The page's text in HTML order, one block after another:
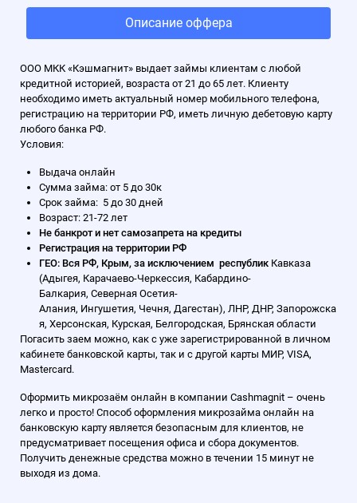
Описание оффера
ООО МКК «Кэшмагнит» выдает займы клиентам с любой
кредитной историей, возраста от 21 до 65 лет. Клиенту
необходимо иметь актуальный номер мобильного телефона,
регистрацию на территории РФ, иметь личную дебетовую карту
любого банка РФ.
Условия:
Выдача онлайн
Сумма займа: от 5 до 30к
Срок займа: 5 до 30 дней
Возраст: 21-72 лет
Не банкрот и нет самозапрета на кредиты
Регистрация на территории РФ
ГЕО: Вся РФ, Крым, за исключением республик Кавказа
(Адыгея, Карачаево-Черкессия, Кабардино-
Балкария, Северная Осетия-
Алания, Ингушетия, Чечня, Дагестан), ЛНР, ДНР, Запорожска
я, Херсонская, Курская, Белгородская, Брянская области
Погасить заем можно, как с уже зарегистрированной в личном
кабинете банковской карты, так и с другой карты МИР, VISA,
Mastercard.
Оформить микрозаём онлайн в компании Cashmagnit – очень
легко и просто! Способ оформления микрозайма онлайн на
банковскую карту является безопасным для клиентов, не
предусматривает посещения офиса и сбора документов.
Получить денежные средства можно в течении 15 минут не
выходя из дома.